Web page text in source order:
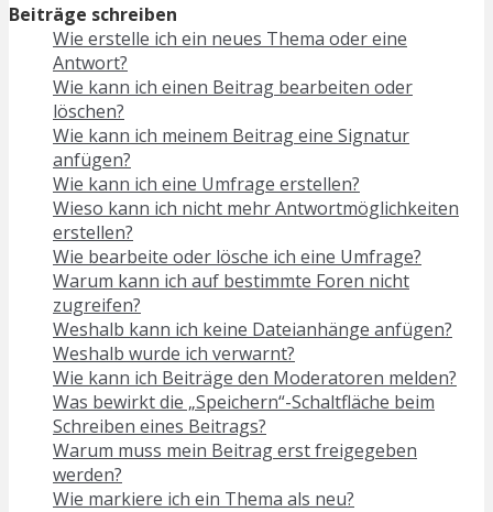
Beiträge schreiben
Wie erstelle ich ein neues Thema oder eine
Antwort?
Wie kann ich einen Beitrag bearbeiten oder
löschen?
Wie kann ich meinem Beitrag eine Signatur
anfügen?
Wie kann ich eine Umfrage erstellen?
Wieso kann ich nicht mehr Antwortmöglichkeiten
erstellen?
Wie bearbeite oder lösche ich eine Umfrage?
Warum kann ich auf bestimmte Foren nicht
zugreifen?
Weshalb kann ich keine Dateianhänge anfügen?
Weshalb wurde ich verwarnt?
Wie kann ich Beiträge den Moderatoren melden?
Was bewirkt die „Speichern“-Schaltfläche beim
Schreiben eines Beitrags?
Warum muss mein Beitrag erst freigegeben
werden?
Wie markiere ich ein Thema als neu?